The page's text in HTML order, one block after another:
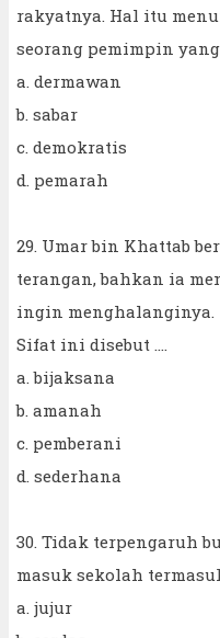
rakyatnya. Hal itu
seorang pemimpin
a. dermawan
b. sabar
c. demokratis
d. pemarah
29. Umar bin Khattab
terangan, bahkan ia
ingin menghalanginya.
Sifat ini disebut ….
a. bijaksana
b. amanah
c. pemberani
d. sederhana
30. Tidak terpengaruh
masuk sekolah
a. jujur